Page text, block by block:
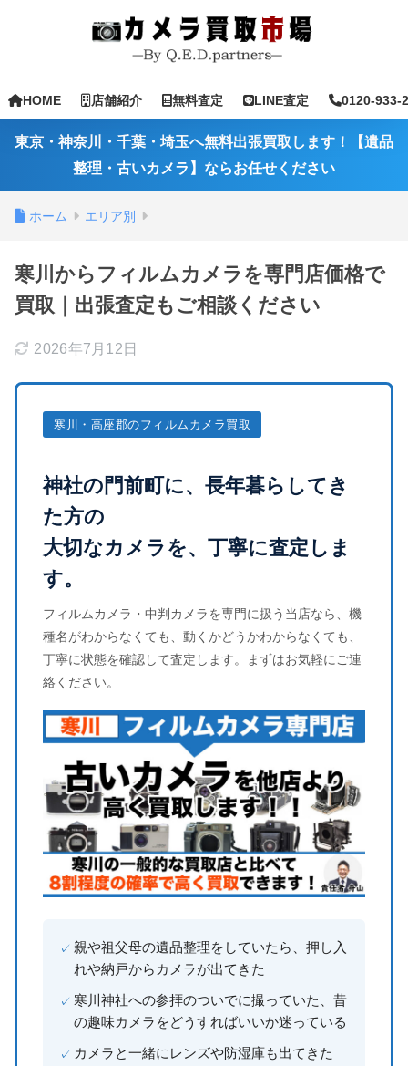
HOME 店舗紹介 無料査定 LINE査定 0120-933-
東京・神奈川・千葉・埼玉へ無料出張買取します！【遺品
整理・古いカメラ】ならお任せください
ホーム エリア別
寒川からフィルムカメラを専門店価格で
買取｜出張査定もご相談ください
2026年7月12日
寒川・高座郡のフィルムカメラ買取
神社の門前町に、長年暮らしてき
た方の
大切なカメラを、丁寧に査定しま
す。
フィルムカメラ・中判カメラを専門に扱う当店なら、機
種名がわからなくても、動くかどうかわからなくても、
丁寧に状態を確認して査定します。まずはお気軽にご連
絡ください。
親や祖父母の遺品整理をしていたら、押し入
れや納戸からカメラが出てきた
寒川神社への参拝のついでに撮っていた、昔
の趣味カメラをどうすればいいか迷っている
カメラと一緒にレンズや防湿庫も出てきた